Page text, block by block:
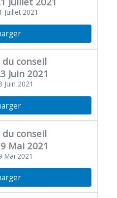
Juillet 2021
conseil
Juin 2021
Juin 2021
conseil
Mai 2021
Mai 2021